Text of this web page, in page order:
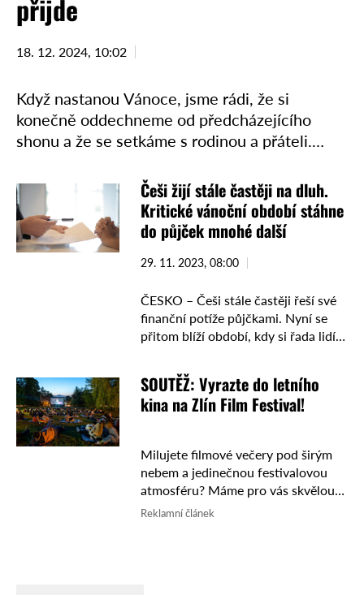
přijde
18. 12. 2024, 10:02
Když nastanou Vánoce, jsme rádi, že si
konečně oddechneme od předcházejícího
shonu a že se setkáme s rodinou a přáteli.
cukroví a pití. Mnohdy také …Češi žijí stále častěji na dluh.
Kritické vánoční období stáhne
do půjček mnohé další
29. 11. 2023, 08:00
ČESKO – Češi stále častěji řeší své
finanční potíže půjčkami. Nyní se
přitom blíží období, kdy si řada lidí
půjčky obecně nelze zcela
zatratit, …
SOUTĚŽ: Vyrazte do letního
kina na Zlín Film Festival!
Milujete filmové večery pod širým
nebem a jedinečnou festivalovou
atmosféru? Máme pro vás skvělou
zprávu! Ve spolupráci se Zlín Film
Reklamní článek